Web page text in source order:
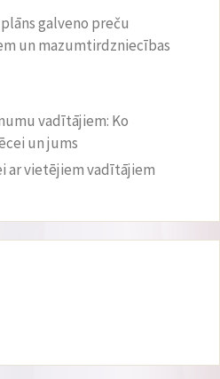
galveno preču
un mazumtirdzniecības
vadītājiem: Ko
un jums
ar vietējiem vadītājiem